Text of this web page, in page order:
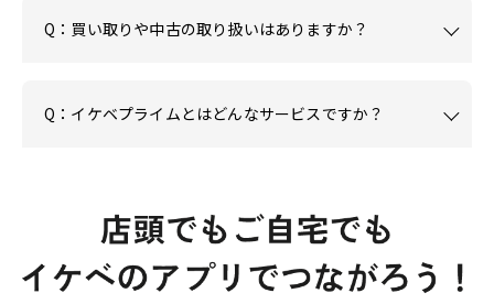
Q：買い取りや中古の取り扱いはありますか？
Q：イケベプライムとはどんなサービスですか？